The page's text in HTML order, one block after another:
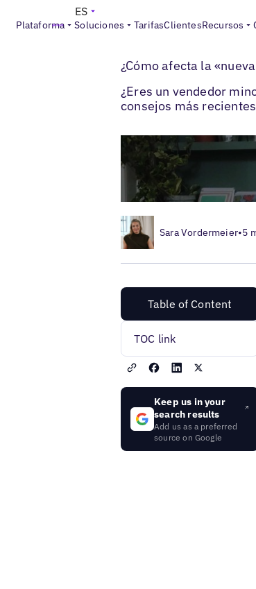
Plataforma Soluciones TarifasClientesRecursos
ES
Blogs > Estrategia de
¿Cómo afecta la
¿Eres un vendedor
consejos más
Sara Vordermeier•5
Table of Content
TOC link
Keep us in your
search results
Add us as a preferred
source on Google